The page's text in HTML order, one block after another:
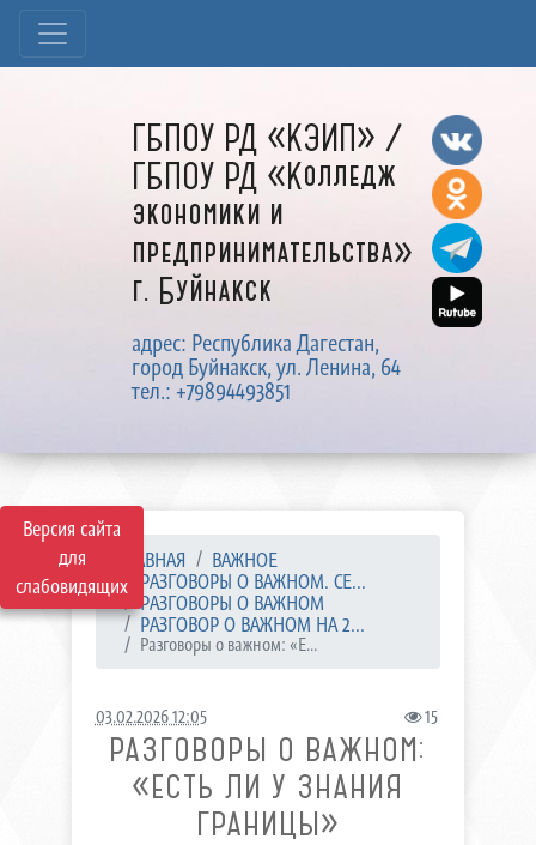
Версия сайта
для
слабовидящих
ГБПОУ РД «КЭИП» /
ГБПОУ РД «Колледж
экономики и
предпринимательства»
г. Буйнакск
адрес: Республика Дагестан,
город Буйнакск, ул. Ленина, 64
тел.: +79894493851
ГЛАВНАЯ
ВАЖНОЕ
РАЗГОВОРЫ О ВАЖНОМ. СЕ...
РАЗГОВОРЫ О ВАЖНОМ
РАЗГОВОР О ВАЖНОМ НА 2...
Разговоры о важном: «Е...
03.02.2026 12:05 15
РАЗГОВОРЫ О ВАЖНОМ:
«ЕСТЬ ЛИ У ЗНАНИЯ
ГРАНИЦЫ»